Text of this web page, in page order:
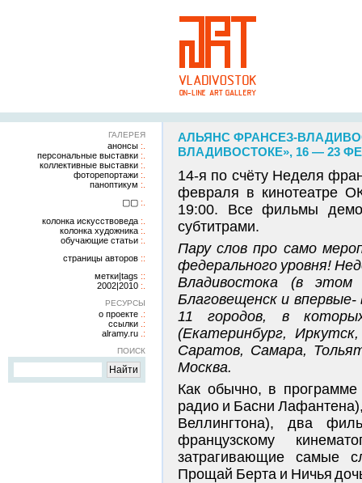
ГАЛЕРЕЯ
анонсы
персональные выставки
коллективные выставки
фоторепортажи
паноптикум
▢▢
колонка искусствоведа
колонка художника
обучающие статьи
страницы авторов
метки|tags
2002|2010
РЕСУРСЫ
о проекте
ссылки
alramy.ru
ПОИСК
АЛЬЯНС ФРАНСЕЗ-
ВЛАДИВОСТОКЕ», 16 — 23
14-я по счёту Неделя
февраля в кинотеатре
19:00. Все фильмы
субтитрами.
Пару слов про само
федерального уровня!
Владивостока (в
Благовещенск и
11 городов, в
(Екатеринбург,
Саратов, Самара,
Москва.
Как обычно, в программе
радио и Басни
Веллингтона), два
французскому
затрагивающие самые
Прощай Берта и Ничья